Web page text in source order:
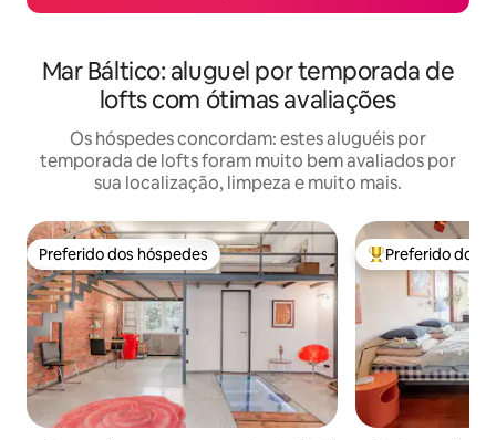
Mar Báltico: aluguel por temporada de
lofts com ótimas avaliações
Os hóspedes concordam: estes aluguéis por
temporada de lofts foram muito bem avaliados por
sua localização, limpeza e muito mais.
Preferido dos hóspedes
Preferido dos hóspedes Entre os
Preferido dos